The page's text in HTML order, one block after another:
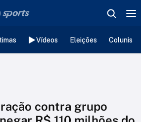
Vídeos Eleições
contra grupo